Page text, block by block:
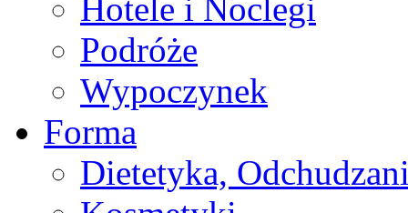
Hotele i Noclegi
Podróże
Wypoczynek
Forma
Dietetyka,